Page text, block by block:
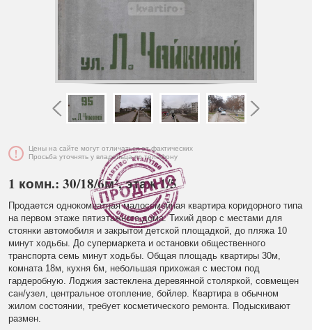
Цены на сайте могут отличаться от фактических
Просьба уточнять у владельца по телефону
1 комн.: 30/18/6м², этаж 1/5
Продается однокомнатная малосемейная квартира коридорного типа
на первом этаже пятиэтажного дома. Тихий двор с местами для
стоянки автомобиля и закрытой детской площадкой, до пляжа 10
минут ходьбы. До супермаркета и остановки общественного
транспорта семь минут ходьбы. Общая площадь квартиры 30м,
комната 18м, кухня 6м, небольшая прихожая с местом под
гардеробную. Лоджия застеклена деревянной столяркой, совмещен
сан/узел, центральное отопление, бойлер. Квартира в обычном
жилом состоянии, требует косметического ремонта. Подыскивают
размен.